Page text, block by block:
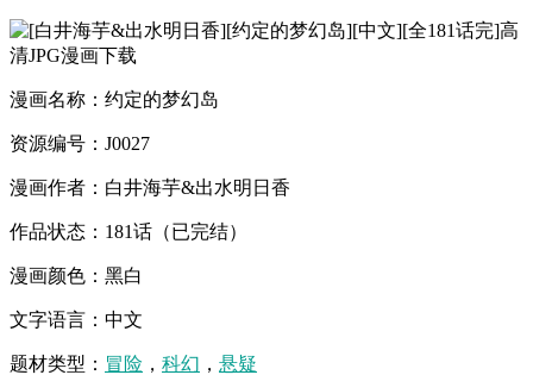
漫画名称：约定的梦幻岛
资源编号：J0027
漫画作者：白井海芋&出水明日香
作品状态：181话（已完结）
漫画颜色：黑白
文字语言：中文
题材类型： 冒险 ， 科幻 ， 悬疑